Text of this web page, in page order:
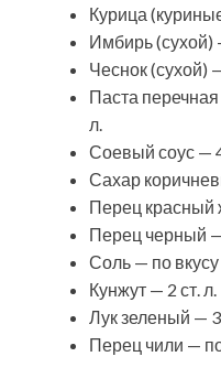
Курица
Имбирь (сухой)
Чеснок (сухой)
Паста перечная
л.
Соевый соус —
Сахар
Перец красный
Перец черный —
Соль — по вкусу
Кунжут — 2 ст. л.
Лук зеленый —
Перец чили —